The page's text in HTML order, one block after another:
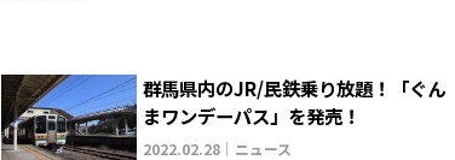
群馬県内のJR/民鉄乗り放題！「ぐん
まワンデーパス」を発売！
2022.02.28｜ニュース